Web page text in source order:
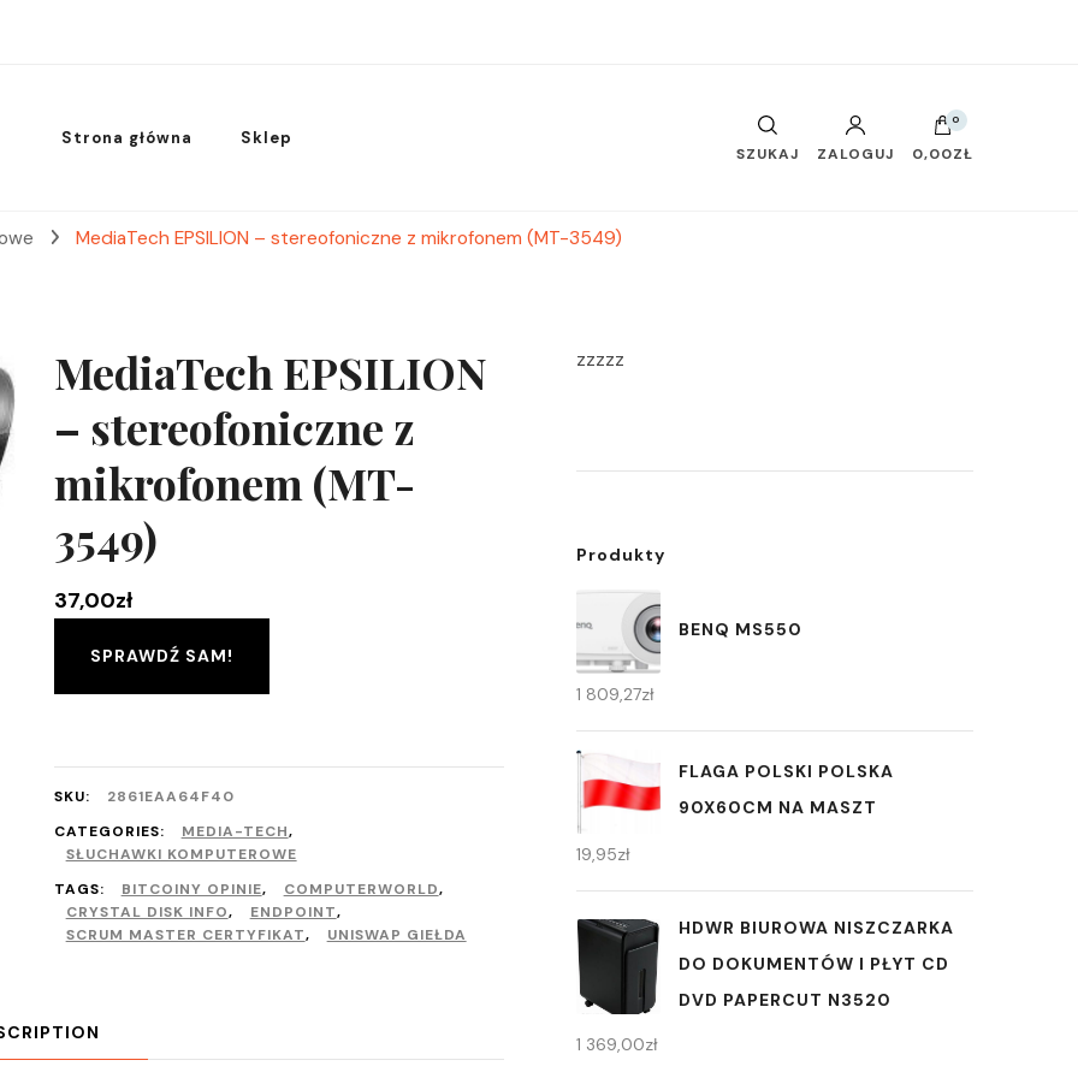
Strona główna Sklep
SZUKAJ ZALOGUJ
0
0,00ZŁ
MediaTech EPSILION – stereofoniczne z mikrofonem (MT-3549)
MediaTech EPSILION
– stereofoniczne z
mikrofonem (MT-
3549)
37,00zł
SPRAWDŹ SAM!
SKU:
2861EAA64F40
CATEGORIES:
MEDIA-TECH,
SŁUCHAWKI KOMPUTEROWE
TAGS:
BITCOINY OPINIE, COMPUTERWORLD,
CRYSTAL DISK INFO, ENDPOINT,
SCRUM MASTER CERTYFIKAT, UNISWAP GIEŁDA
zzzzz
Produkty
BENQ MS550
1 809,27zł
FLAGA POLSKI POLSKA
90X60CM NA MASZT
19,95zł
HDWR BIUROWA NISZCZARKA
DO DOKUMENTÓW I PŁYT CD
DVD PAPERCUT N3520
1 369,00zł